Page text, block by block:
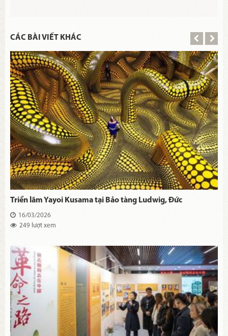
CÁC BÀI VIẾT KHÁC
Triển lãm Yayoi Kusama tại Bảo tàng Ludwig, Đức
16/03/2026
249 lượt xem